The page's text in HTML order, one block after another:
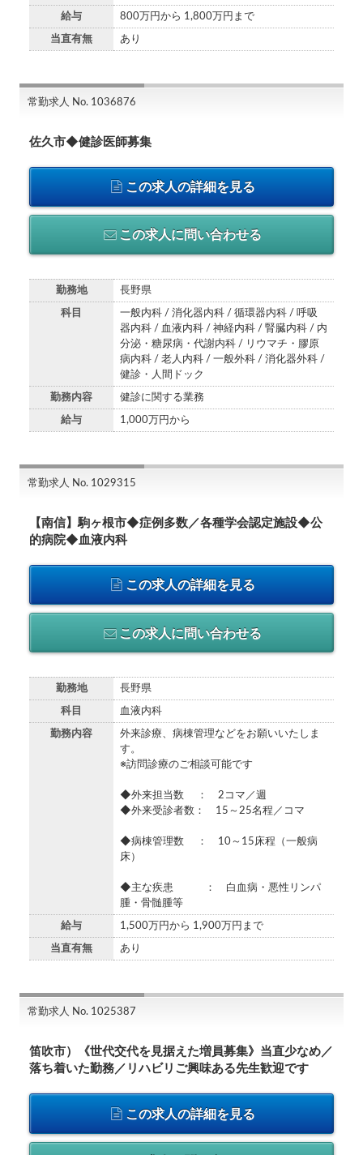
給与 800万円から 1,800万円まで
当直有無 あり
常勤求人 No. 1036876
佐久市◆健診医師募集
この求人の詳細を見る
この求人に問い合わせる
勤務地 長野県
科目
一般内科 / 消化器内科 / 循環器内科 / 呼吸
器内科 / 血液内科 / 神経内科 / 腎臓内科 / 内
分泌・糖尿病・代謝内科 / リウマチ・膠原
病内科 / 老人内科 / 一般外科 / 消化器外科 /
健診・人間ドック
勤務内容 健診に関する業務
給与 1,000万円から
常勤求人 No. 1029315
【南信】駒ヶ根市◆症例多数／各種学会認定施設◆公
的病院◆血液内科
この求人の詳細を見る
この求人に問い合わせる
勤務地 長野県
科目 血液内科
勤務内容
外来診療、病棟管理などをお願いいたしま
す。
※訪問診療のご相談可能です
◆外来担当数 ： 2コマ／週
◆外来受診者数： 15～25名程／コマ
◆病棟管理数 ： 10～15床程（一般病
床）
◆主な疾患 ： 白血病・悪性リンパ
腫・骨髄腫等
給与 1,500万円から 1,900万円まで
当直有無 あり
常勤求人 No. 1025387
笛吹市）《世代交代を見据えた増員募集》当直少なめ／
落ち着いた勤務／リハビリご興味ある先生歓迎です
この求人の詳細を見る